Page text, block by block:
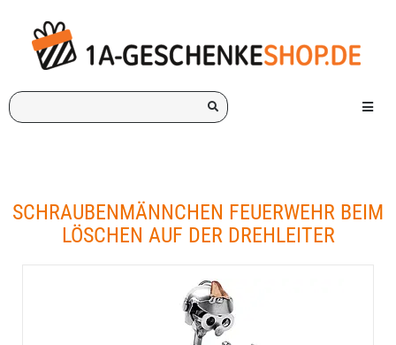
Ich
suche
Menü
SCHRAUBENMÄNNCHEN FEUERWEHR BEIM
LÖSCHEN AUF DER DREHLEITER